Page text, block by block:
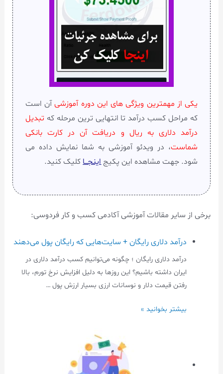
یکی از مهمترین ویژگی های این دوره آموزشیآن است
که مراحل کسب درآمد تا انتهایی ترین مرحله که تبدیل
درآمد دلاری به ریال و دریافت آن در کارت بانکی
شماست، در ویدئو آموزشی به شما نمایش داده می
شود. جهت مشاهده این پکیجاینجـــاکلیک کنید.
برخی از سایر مقالات آموزشی آکادمی کسب و کار فردوسی:
درآمد دلاری رایگان + سایت‌هایی که رایگان پول می‌دهند
درآمد دلاری رایگان ؛ چگونه می‌توانیم کسب درآمد دلاری در
ایران داشته باشیم؟ این روزها به دلیل افزایش نرخ تورم، بالا
رفتن قیمت دلار و نوسانات ارزی بسیار ارزش پول …
بیشتر بخوانید »